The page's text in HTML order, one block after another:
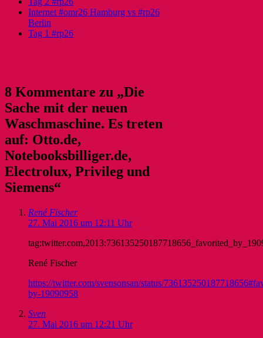
Internet #omr26 Hamburg vs #rp26
Berlin
Tag 1 #rp26
8 Kommentare zu „Die
Sache mit der neuen
Waschmaschine. Es treten
auf: Otto.de,
Notebooksbilliger.de,
Electrolux, Privileg und
Siemens“
René Fischer
27. Mai 2016 um 12:11 Uhr
René Fischer
https://twitter.com/svensonsan/status/
by-19090958
Sven
27. Mai 2016 um 12:21 Uhr